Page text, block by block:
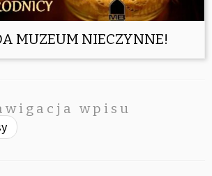
MUZEUM NIECZYNNE!
wpisu